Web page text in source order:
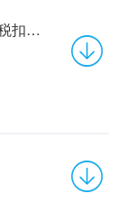
陕西地税局金税三期个人所得税扣缴系统2.1.156 官方网上申报版